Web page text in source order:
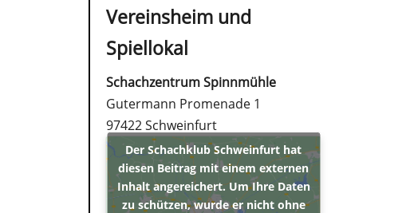
Vereinsheim und
Spiellokal
Schachzentrum Spinnmühle
Gutermann Promenade 1
97422 Schweinfurt
Der Schachklub Schweinfurt hat
diesen Beitrag mit einem externen
Inhalt angereichert. Um Ihre Daten
zu schützen, wurde er nicht ohne